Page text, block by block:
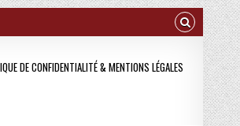
DE CONFIDENTIALITÉ & MENTIONS LÉGALES